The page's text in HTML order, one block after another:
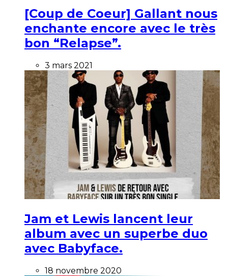
[Coup de Coeur] Gallant nous
enchante encore avec le très
bon “Relapse”.
3 mars 2021
Jam et Lewis lancent leur
album avec un superbe duo
avec Babyface.
18 novembre 2020